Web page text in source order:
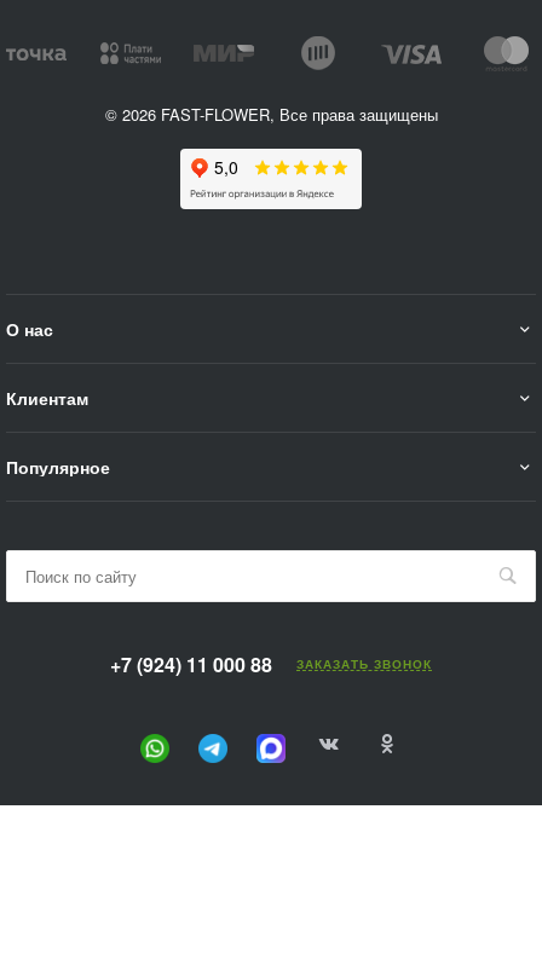
© 2026 FAST-FLOWER, Все права защищены
О нас
Клиентам
Популярное
+7 (924) 11 000 88 ЗАКАЗАТЬ ЗВОНОК